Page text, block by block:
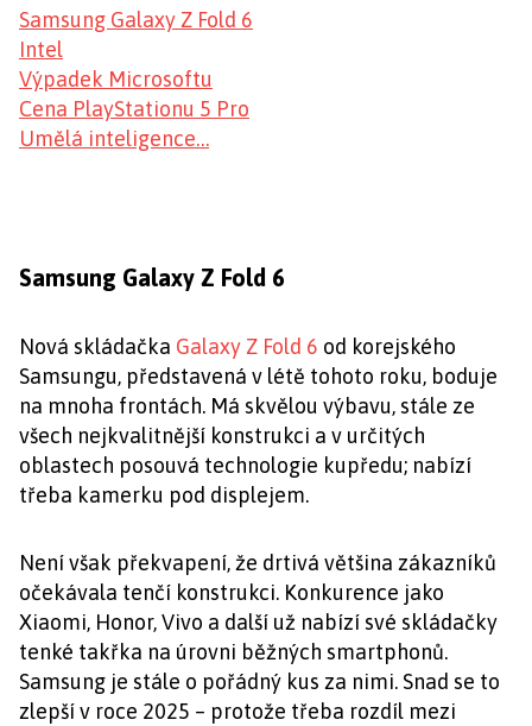
Samsung Galaxy Z Fold 6
Intel
Výpadek Microsoftu
Cena PlayStationu 5 Pro
Umělá inteligence…
Samsung Galaxy Z Fold 6
Nová skládačka Galaxy Z Fold 6 od korejského
Samsungu, představená v létě tohoto roku, boduje
na mnoha frontách. Má skvělou výbavu, stále ze
všech nejkvalitnější konstrukci a v určitých
oblastech posouvá technologie kupředu; nabízí
třeba kamerku pod displejem.
Není však překvapení, že drtivá většina zákazníků
očekávala tenčí konstrukci. Konkurence jako
Xiaomi, Honor, Vivo a další už nabízí své skládačky
tenké takřka na úrovni běžných smartphonů.
Samsung je stále o pořádný kus za nimi. Snad se to
zlepší v roce 2025 – protože třeba rozdíl mezi